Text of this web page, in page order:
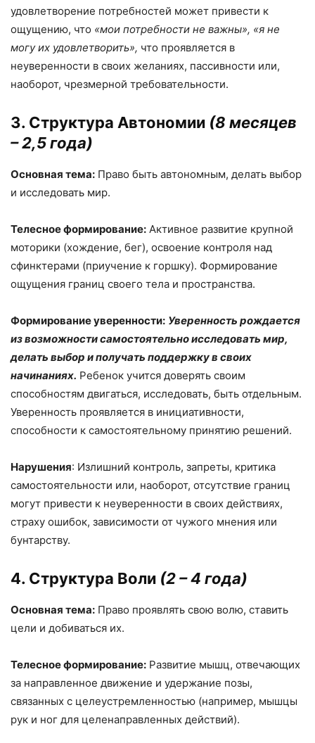
удовлетворение потребностей может привести к
ощущению, что «мои потребности не важны», «я не
могу их удовлетворить», что проявляется в
неуверенности в своих желаниях, пассивности или,
наоборот, чрезмерной требовательности.
3. Структура Автономии (8 месяцев
– 2,5 года)
Основная тема: Право быть автономным, делать выбор
и исследовать мир.
Телесное формирование: Активное развитие крупной
моторики (хождение, бег), освоение контроля над
сфинктерами (приучение к горшку). Формирование
ощущения границ своего тела и пространства.
Формирование уверенности: Уверенность рождается
из возможности самостоятельно исследовать мир,
делать выбор и получать поддержку в своих
начинаниях. Ребенок учится доверять своим
способностям двигаться, исследовать, быть отдельным.
Уверенность проявляется в инициативности,
способности к самостоятельному принятию решений.
Нарушения: Излишний контроль, запреты, критика
самостоятельности или, наоборот, отсутствие границ
могут привести к неуверенности в своих действиях,
страху ошибок, зависимости от чужого мнения или
бунтарству.
4. Структура Воли (2 – 4 года)
Основная тема: Право проявлять свою волю, ставить
цели и добиваться их.
Телесное формирование: Развитие мышц, отвечающих
за направленное движение и удержание позы,
связанных с целеустремленностью (например, мышцы
рук и ног для целенаправленных действий).